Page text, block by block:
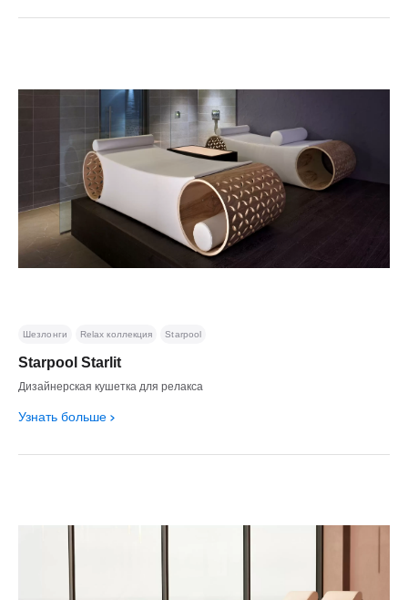
Starpool Starlit
Дизайнерская кушетка для релакса
Узнать больше
Шезлонги Relax коллекция Starpool